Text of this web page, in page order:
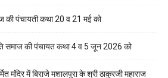
की पंचायती कथा 20 व 21 मई को
समाज की पंचायत कथा 4 व 5 जून 2026 को
मंदिर में बिराजे मशालपुरा के श्री ठाकुरजी महाराज